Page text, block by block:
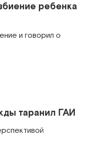
ребенка
и говорил о
таранил ГАИ